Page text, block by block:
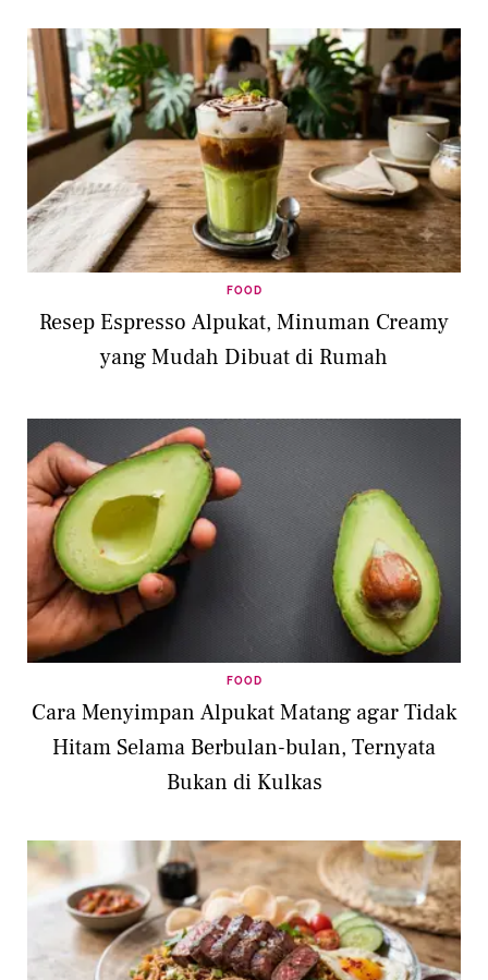
FOOD
Resep Espresso Alpukat, Minuman Creamy
yang Mudah Dibuat di Rumah
FOOD
Cara Menyimpan Alpukat Matang agar Tidak
Hitam Selama Berbulan-bulan, Ternyata
Bukan di Kulkas